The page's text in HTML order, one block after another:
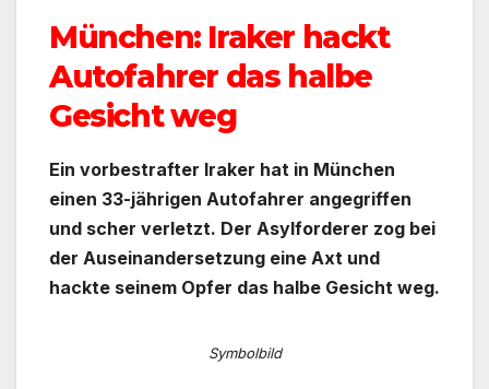
München: Iraker hackt
Autofahrer das halbe
Gesicht weg
Ein vorbestrafter Iraker hat in München
einen 33-jährigen Autofahrer angegriffen
und scher verletzt. Der Asylforderer zog bei
der Auseinandersetzung eine Axt und
hackte seinem Opfer das halbe Gesicht weg.
Symbolbild